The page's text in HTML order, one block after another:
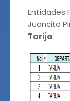
Entidades
Juancito
Tarija